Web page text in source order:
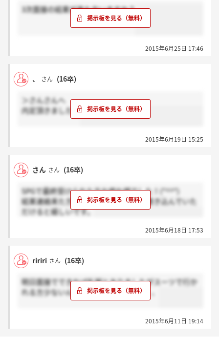
3次面接の結果が来た方いますか？
2015年6月25日 17:46
、 さん (16卒)
＞さんさんへ
内定頂きました！
2015年6月19日 15:25
さん さん (16卒)
SPGで最終受けられた方お疲れ様でした！(*^^*)
結果連絡来た方いらっしゃいましたら書き込んでいた
だけると嬉しいです。
2015年6月18日 17:53
ririri さん (16卒)
明日面接でできれば私服とありましたがスーツで行か
れる方少ないんですかね？迷ってます、、
2015年6月11日 19:14